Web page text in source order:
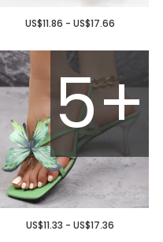
US$11.86 - US$17.66
5+
US$11.33 - US$17.36